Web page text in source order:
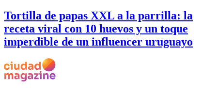
Tortilla de papas XXL a la parrilla: la
receta viral con 10 huevos y un toque
imperdible de un influencer uruguayo